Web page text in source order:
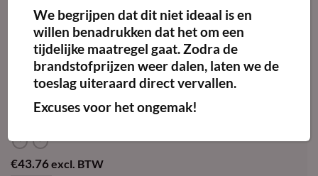
Benegas Comfort Steel 6kg
€43.76excl. BTW
We begrijpen dat dit niet ideaal is en
willen benadrukken dat het om een
tijdelijke maatregel gaat. Zodra de
brandstofprijzen weer dalen, laten we de
toeslag uiteraard direct vervallen.
Excuses voor het ongemak!